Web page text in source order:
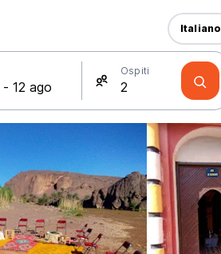
Ospiti
Italiano